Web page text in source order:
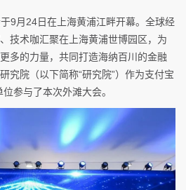
9月24日在上海黄浦江畔开幕。全球经
技术咖汇聚在上海黄浦世博园区，为
多的力量，共同打造海纳百川的金融
究院（以下简称“研究院”）作为支付宝
参与了本次外滩大会。